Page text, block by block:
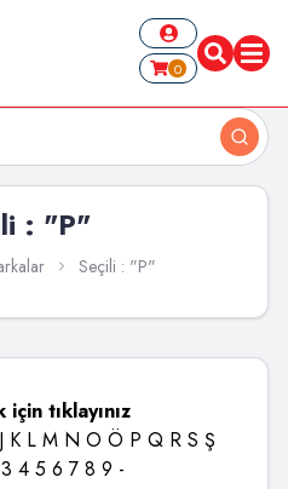
0
: "P"
Seçili : "P"
tıklayınız
J K L M N O Ö P Q R S Ş
3 4 5 6 7 8 9 -